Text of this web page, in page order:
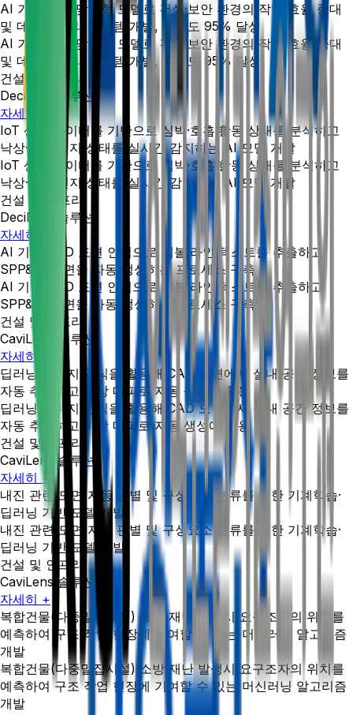
AI 기반 현장 맞춤형 모델로 건설·보안 환경의 작업 효율 증대
및 데이터 관리 시스템 개발, 정확도 95% 달성
AI 기반 현장 맞춤형 모델로 건설·보안 환경의 작업 효율 증대
및 데이터 관리 시스템 개발, 정확도 95% 달성
건설 및 인프라
DeciNavi 솔루션
자세히 +
IoT 센서 데이터를 기반으로 심박·호흡·활동 상태를 분석하고
낙상·수면·인지 상태를 실시간 감지하는 AI 모델 개발
IoT 센서 데이터를 기반으로 심박·호흡·활동 상태를 분석하고
낙상·수면·인지 상태를 실시간 감지하는 AI 모델 개발
건설 및 인프라
DeciNavi 솔루션
자세히 +
AI 기반 CAD 도면 인식으로 심볼·라인·텍스트를 추출하고
SPP&ID 도면을 자동 생성하는 프로세스 구축
AI 기반 CAD 도면 인식으로 심볼·라인·텍스트를 추출하고
SPP&ID 도면을 자동 생성하는 프로세스 구축
건설 및 인프라
CaviLens 솔루션
자세히 +
딥러닝 이미지 인식을 활용해 CAD 도면에서 실내 공간 정보를
자동 추출하고 비상 대피로 자동 생성에 활용
딥러닝 이미지 인식을 활용해 CAD 도면에서 실내 공간 정보를
자동 추출하고 비상 대피로 자동 생성에 활용
건설 및 인프라
CaviLens 솔루션
자세히 +
내진 관련 도면 자동 판별 및 구성요소 분류를 위한 기계학습·
딥러닝 기반 모델 개발
내진 관련 도면 자동 판별 및 구성요소 분류를 위한 기계학습·
딥러닝 기반 모델 개발
건설 및 인프라
CaviLens 솔루션
자세히 +
복합건물(다중밀집시설) 소방 재난 발생시 요구조자의 위치를
예측하여 구조 작업 현장에 기여할 수 있는 머신러닝 알고리즘
개발
복합건물(다중밀집시설) 소방 재난 발생시 요구조자의 위치를
예측하여 구조 작업 현장에 기여할 수 있는 머신러닝 알고리즘
개발